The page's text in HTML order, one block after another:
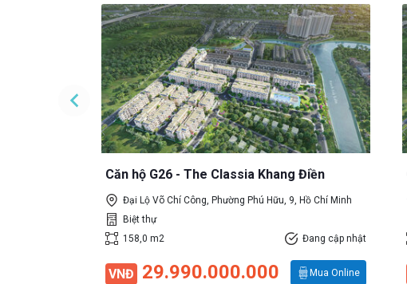
Căn hộ G26 - The Classia Khang Điền
Đại Lộ Võ Chí Công, Phường Phú Hữu, 9, Hồ Chí Minh
Biệt thự
158,0 m2
Đang cập nhật
VNĐ 29.990.000.000 Mua Online